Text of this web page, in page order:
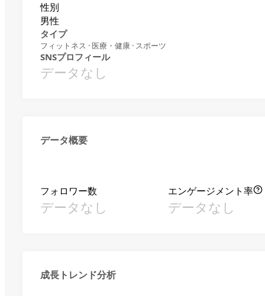
性別
男性
タイプ
フィットネス · 医療・健康 · スポーツ
SNSプロフィール
データなし
データ概要
フォロワー数
データなし
エンゲージメント率
データなし
成長トレンド分析